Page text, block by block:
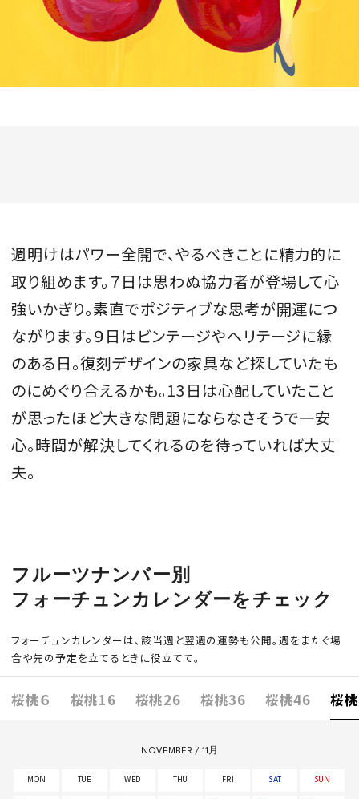
SPUR読者のためのメンバーシッププログラム
便利な機能と特典を無料で楽し
MAGAZINE
SPUR 2026 JULY
2026年9月号
2026-07-23発売
週明けはパワー全開で、やるべきことに精力的に
取り組めます。７日は思わぬ協力者が登場して心
強いかぎり。素直でポジティブな思考が開運につ
ながります。９日はビンテージやヘリテージに縁
のある日。復刻デザインの家具など探していたも
のにめぐり合えるかも。13日は心配していたこと
が思ったほど大きな問題にならなさそうで一安
心。時間が解決してくれるのを待っていれば大丈
夫。
フルーツナンバー別
フォーチュンカレンダーをチェック
フォーチュンカレンダーは、該当週と翌週の運勢も公開。週をまたぐ場
合や先の予定を立てるときに役立てて。
桜桃６ 桜桃16 桜桃26 桜桃36 桜桃46 桜